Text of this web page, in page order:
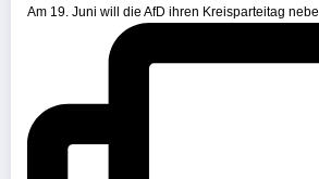
Am 19. Juni will die AfD ihren Kreisparteitag nebe